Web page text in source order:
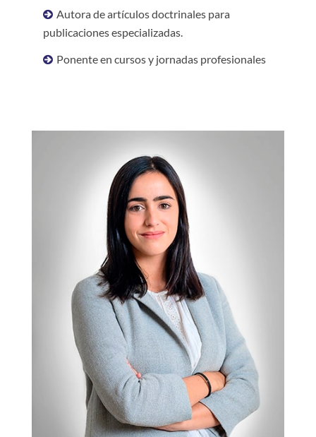
Autora de artículos doctrinales para
publicaciones especializadas.
Ponente en cursos y jornadas profesionales